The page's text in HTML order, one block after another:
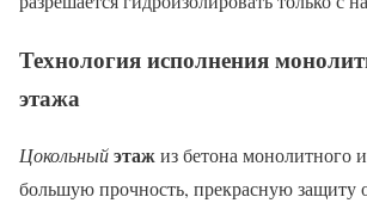
Технология исполнения
этажа
Цокольныйэтажиз бетона монолитного
большую прочность, прекрасную защиту